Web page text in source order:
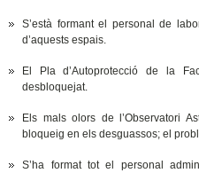
S’està formant el personal de
d’aquests espais.
El Pla d’Autoprotecció de la
desbloquejat.
Els mals olors de l’Observatori
bloqueig en els desguassos; el
S’ha format tot el personal